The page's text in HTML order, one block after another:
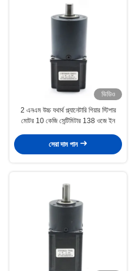
ভিডিও
2 এনএম উচ্চ যথার্থ প্ল্যানেটারি গিয়ার স্টিপার
মোটর 10 কেজি সেন্টিমিটার 138 ওজে ইন
সেরা দাম পান